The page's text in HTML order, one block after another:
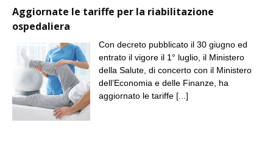
Aggiornate le tariffe per la riabilitazione
ospedaliera
Con decreto pubblicato il 30 giugno ed
entrato il vigore il 1° luglio, il Ministero
della Salute, di concerto con il Ministero
dell’Economia e delle Finanze, ha
aggiornato le tariffe [...]